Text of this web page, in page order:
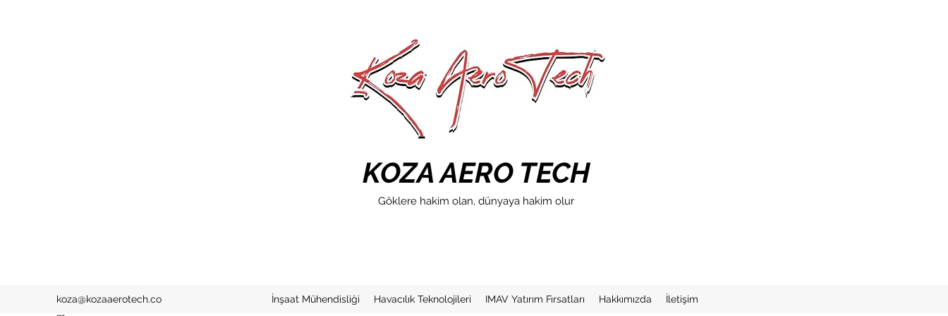
KOZA AERO TECH
Göklere hakim olan, dünyaya hakim olur
koza@kozaaerotech.co
İnşaat Mühendisliği Havacılık Teknolojileri IMAV Yatırım Fırsatları Hakkımızda İletişim